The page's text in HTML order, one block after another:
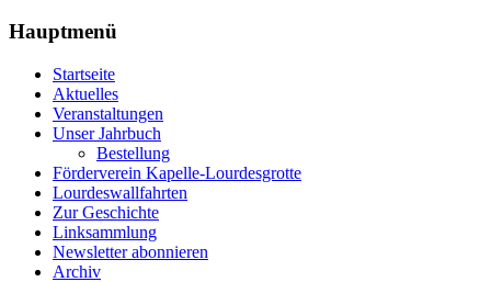
Hauptmenü
Startseite
Aktuelles
Veranstaltungen
Unser Jahrbuch
Bestellung
Förderverein Kapelle-Lourdesgrotte
Lourdeswallfahrten
Zur Geschichte
Linksammlung
Newsletter abonnieren
Archiv